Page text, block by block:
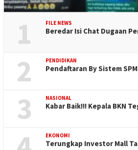
1 FILE NEWS
Beredar Isi Chat Dugaan
2 PENDIDIKAN
Pendaftaran By Sistem
3 NASIONAL
Kabar Baik!!! Kepala BKN
EKONOMI
Terungkap Investor Mall